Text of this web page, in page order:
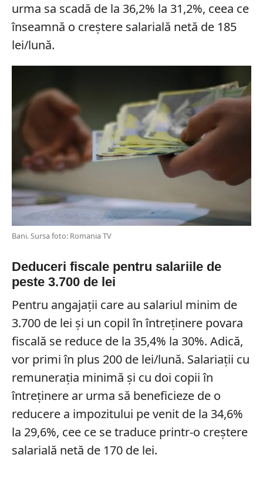
urma sa scadă de la 36,2% la 31,2%, ceea ce
înseamnă o creștere salarială netă de 185
lei/lună.
Bani. Sursa foto: Romania TV
Deduceri fiscale pentru salariile de
peste 3.700 de lei
Pentru angajații care au salariul minim de
3.700 de lei și un copil în întreținere povara
fiscală se reduce de la 35,4% la 30%. Adică,
vor primi în plus 200 de lei/lună. Salariații cu
remunerația minimă și cu doi copii în
întreținere ar urma să beneficieze de o
reducere a impozitului pe venit de la 34,6%
la 29,6%, cee ce se traduce printr-o creștere
salarială netă de 170 de lei.